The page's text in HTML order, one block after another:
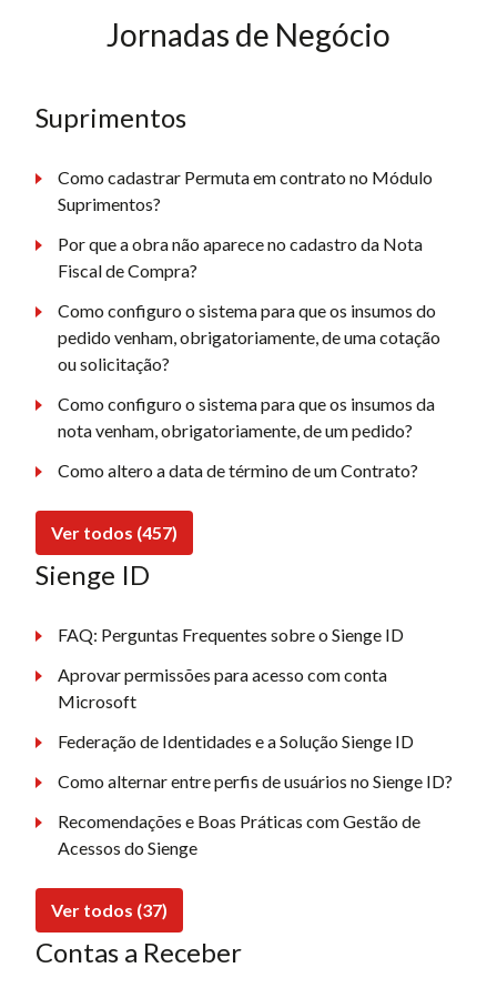
Jornadas de Negócio
Suprimentos
Como cadastrar Permuta em contrato no Módulo
Suprimentos?
Por que a obra não aparece no cadastro da Nota
Fiscal de Compra?
Como configuro o sistema para que os insumos do
pedido venham, obrigatoriamente, de uma cotação
ou solicitação?
Como configuro o sistema para que os insumos da
nota venham, obrigatoriamente, de um pedido?
Como altero a data de término de um Contrato?
Ver todos (457)
Sienge ID
FAQ: Perguntas Frequentes sobre o Sienge ID
Aprovar permissões para acesso com conta
Microsoft
Federação de Identidades e a Solução Sienge ID
Como alternar entre perfis de usuários no Sienge ID?
Recomendações e Boas Práticas com Gestão de
Acessos do Sienge
Ver todos (37)
Contas a Receber